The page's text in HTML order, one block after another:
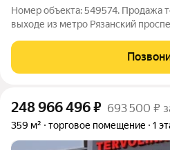
Номер объекта: 549574. Продажа
выходе из метро Рязанский
расположено на 1-м этаже жилого
Интенсивный пешеходный
248 966 496₽ 693 500 ₽
359 м² торговое помещение 1